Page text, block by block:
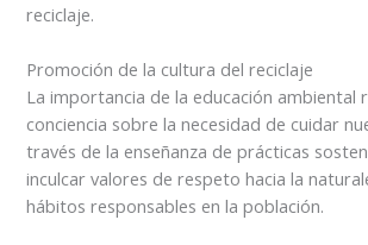
reciclaje.
Promoción de la cultura del reciclaje
La importancia de la educación ambiental
conciencia sobre la necesidad de cuidar
través de la enseñanza de prácticas
inculcar valores de respeto hacia la
hábitos responsables en la población.